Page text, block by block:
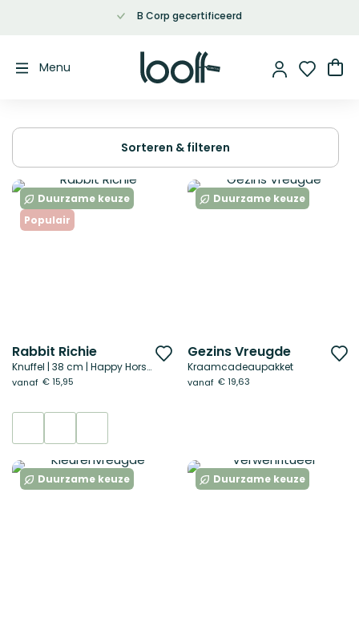
inhoud
B Corp gecertificeerd
Menu
Sorteren & filteren
Duurzame keuze
Populair
Rabbit Richie
Knuffel | 38 cm | Happy Horse
vanaf € 15,95
Voeg
toe
aan
Duurzame keuze
Gezins Vreugde
Kraamcadeaupakket
vanaf € 19,63
Duurzame keuze Duurzame keuze